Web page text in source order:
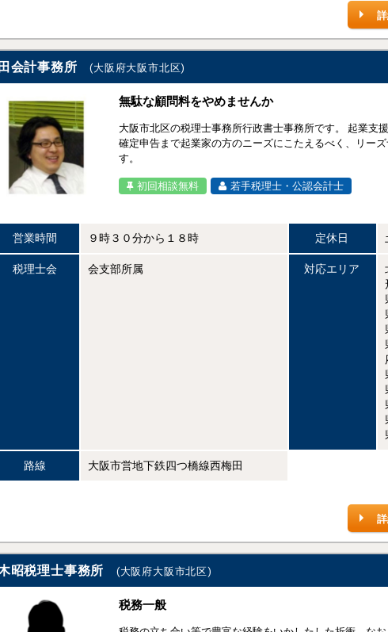
会計事務所 (大阪府大阪市北区)
無駄な顧問料をやめませんか
大阪市北区の税理士事務所行政書士事務所です。 起業支
確定申告まで起業家の方のニーズにこたえるべく、リー
す。
初回相談無料 若手税理士・公認会計士
営業時間 ９時３０分から１８時 定休日
税理士会 会支部所属 対応エリア
路線 大阪市営地下鉄四つ橋線西梅田
昭税理士事務所 (大阪府大阪市北区)
税務一般